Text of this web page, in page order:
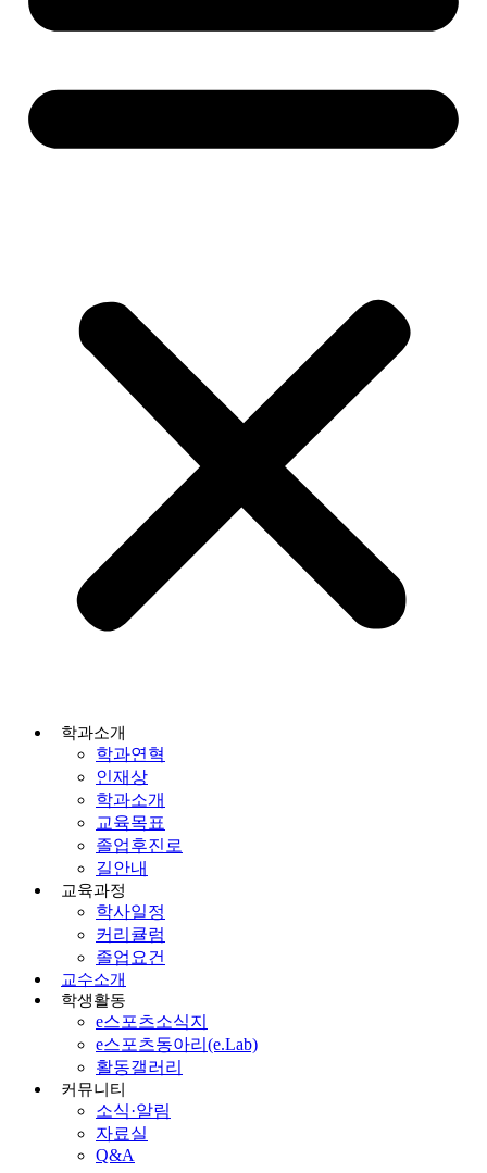
학과소개
학과연혁
인재상
학과소개
교육목표
졸업후진로
길안내
교육과정
학사일정
커리큘럼
졸업요건
교수소개
학생활동
e스포츠소식지
e스포츠동아리(e.Lab)
활동갤러리
커뮤니티
소식·알림
자료실
Q&A